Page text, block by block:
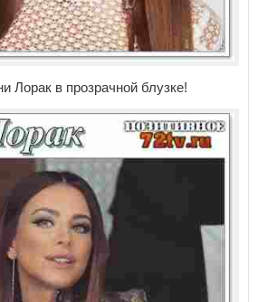
Лорак в прозрачной блузке!